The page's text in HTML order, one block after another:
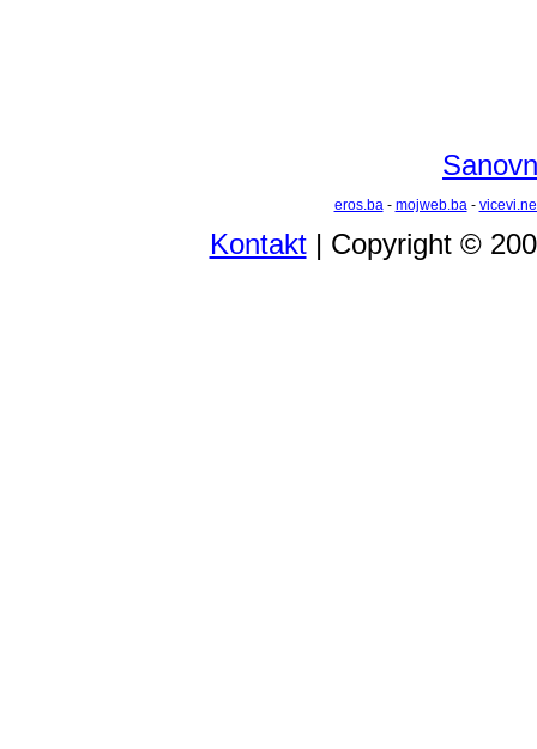
eros.ba- mojweb.ba-
Kontakt| Copyright ©